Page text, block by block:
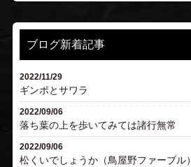
ブログ新着記事
2022/11/29
ギンポとサワラ
2022/09/06
落ち葉の上を歩いてみては諸行無常
2022/09/06
松くいでしょうか（鳥屋野ファーブル）